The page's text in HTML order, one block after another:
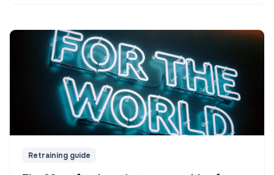
Retraining guide